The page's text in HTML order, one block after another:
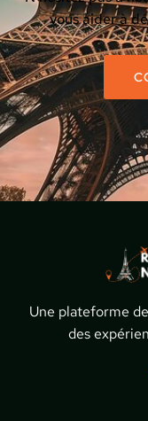
vous aider à
Une plateforme
des